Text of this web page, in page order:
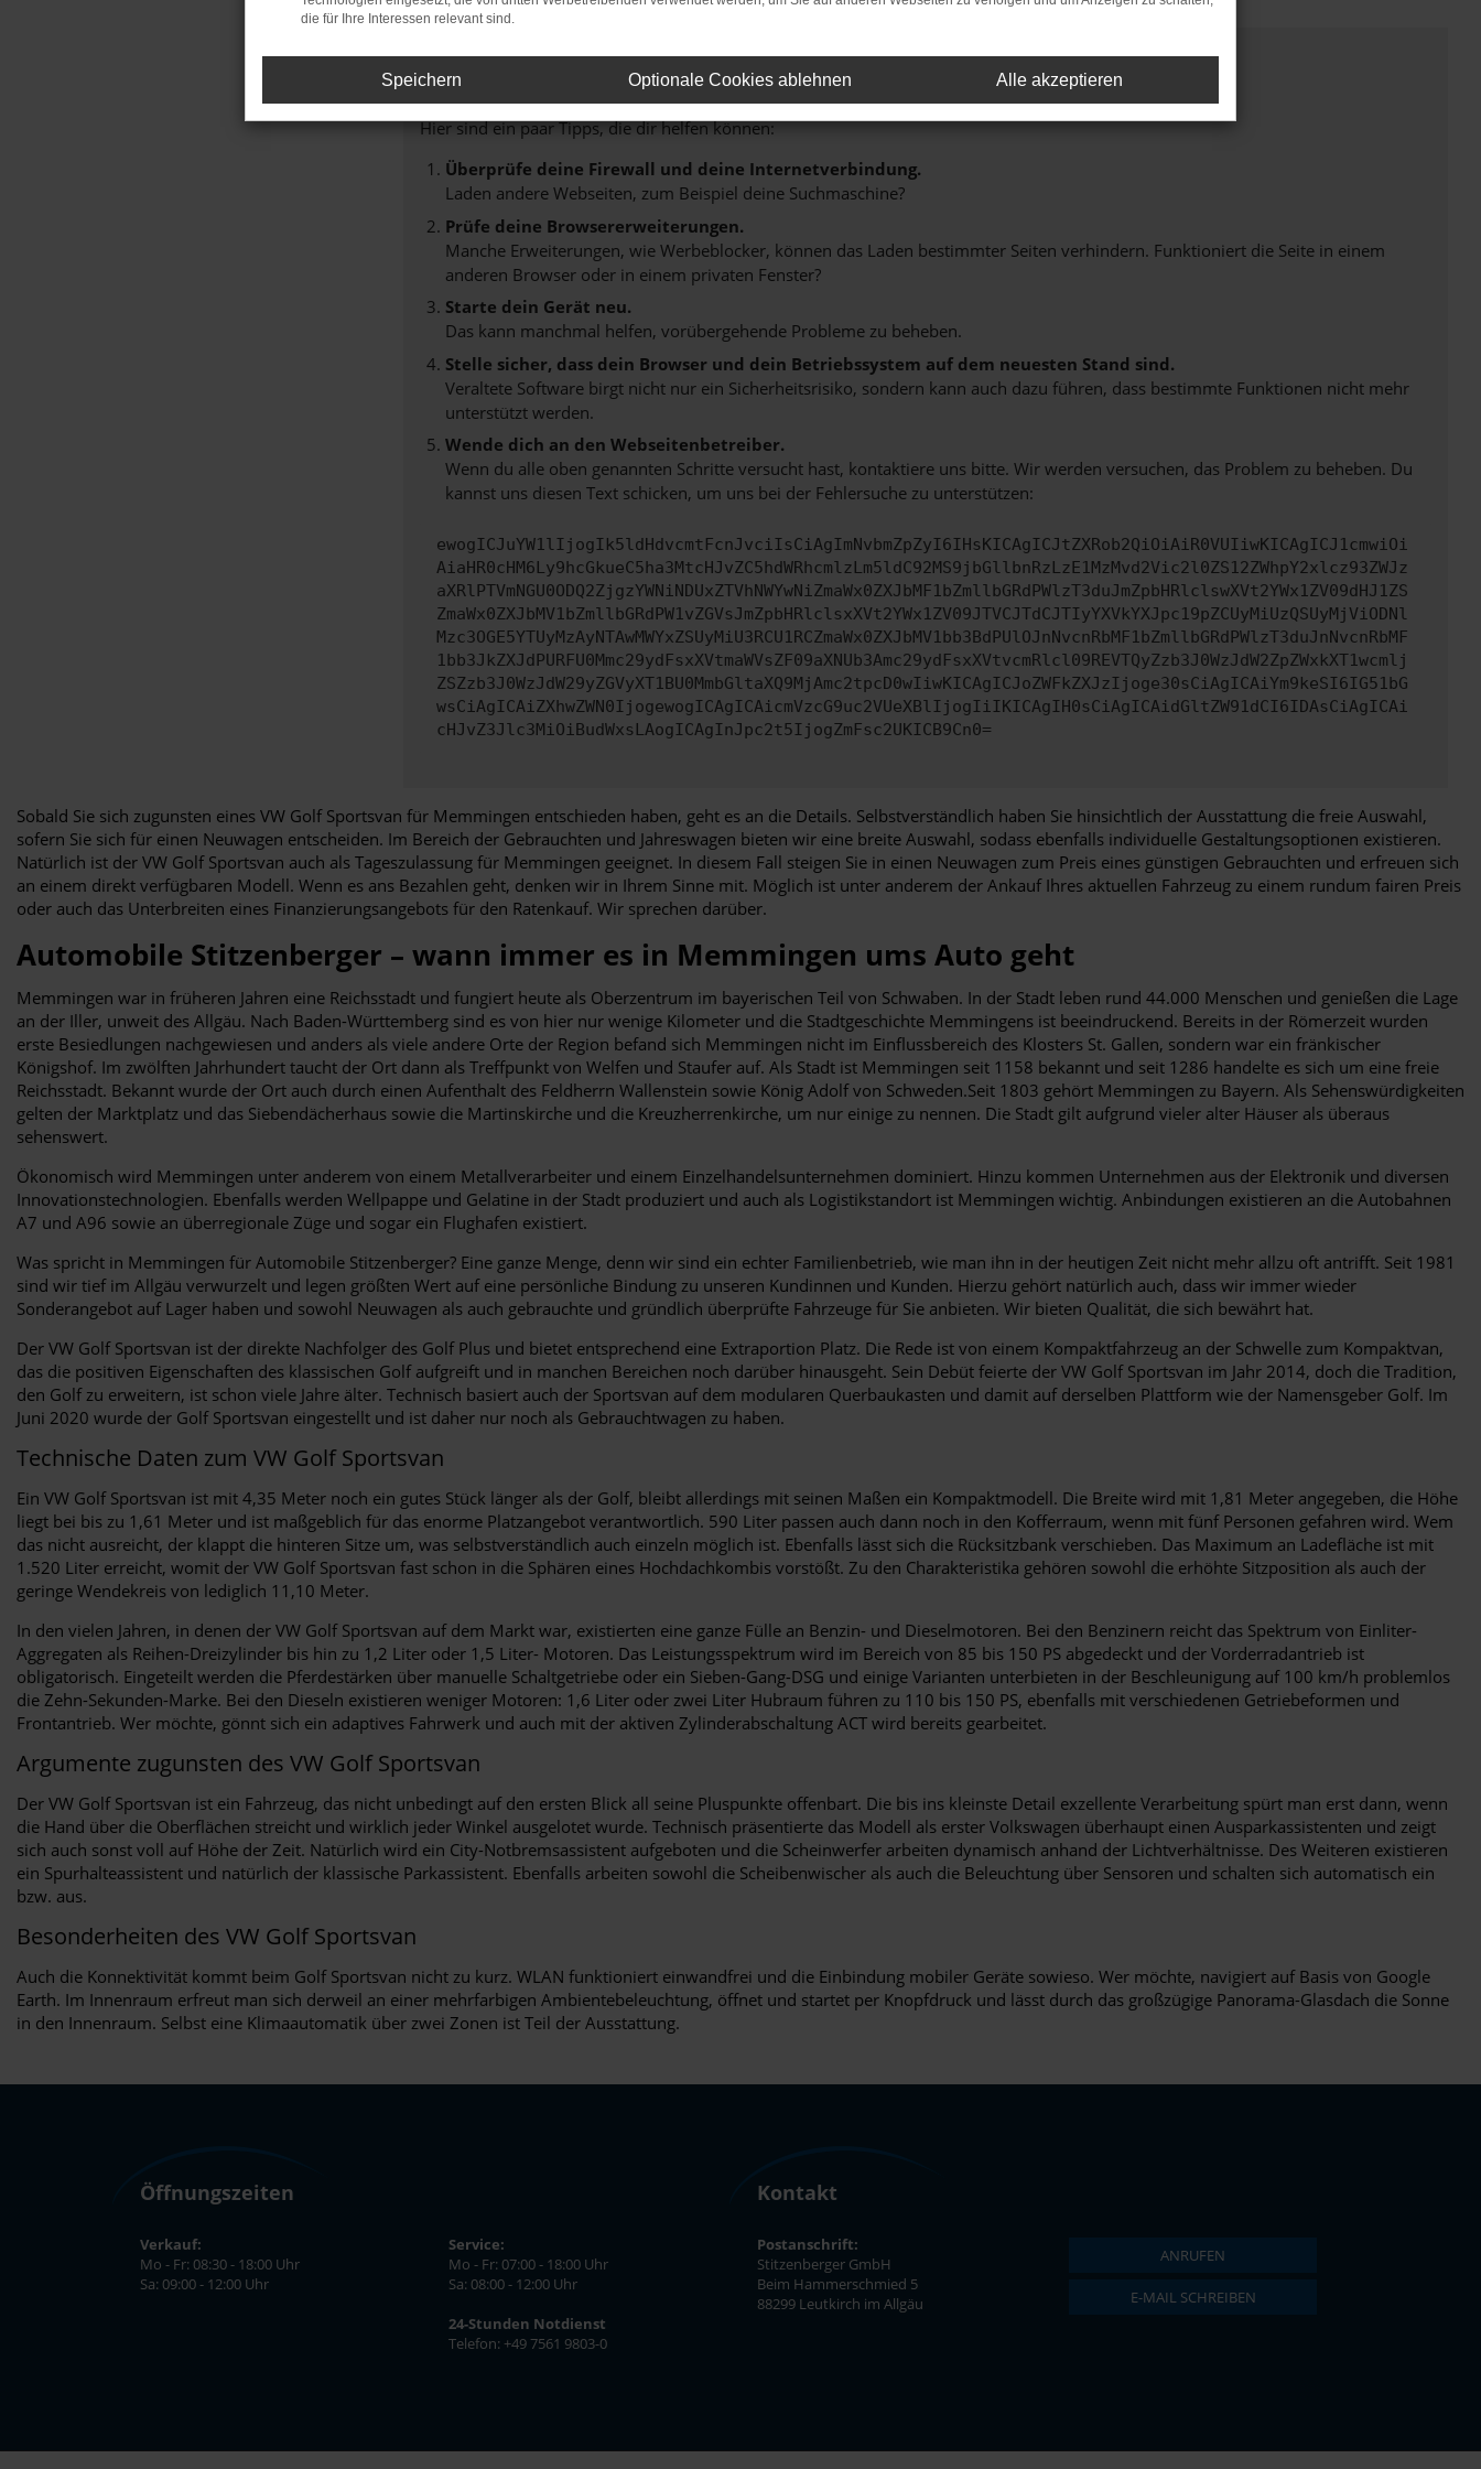
Fehler: Network Error
Beim Laden ist ein Fehler aufgetreten.
Hier sind ein paar Tipps, die dir helfen können:
Überprüfe deine Firewall und deine Internetverbindung.
Laden andere Webseiten, zum Beispiel deine Suchmaschine?
Prüfe deine Browsererweiterungen.
Manche Erweiterungen, wie Werbeblocker, können das Laden bestimmter Seiten verhindern. Funktioniert die Seite in einem
anderen Browser oder in einem privaten Fenster?
Starte dein Gerät neu.
Das kann manchmal helfen, vorübergehende Probleme zu beheben.
Stelle sicher, dass dein Browser und dein Betriebssystem auf dem neuesten Stand sind.
Veraltete Software birgt nicht nur ein Sicherheitsrisiko, sondern kann auch dazu führen, dass bestimmte Funktionen nicht mehr
unterstützt werden.
Wende dich an den Webseitenbetreiber.
Wenn du alle oben genannten Schritte versucht hast, kontaktiere uns bitte. Wir werden versuchen, das Problem zu beheben. Du
kannst uns diesen Text schicken, um uns bei der Fehlersuche zu unterstützen:
ewogICJuYW1lIjogIk5ldHdvcmtFcnJvciIsCiAgImNvbmZpZyI6IHsKICAgICJtZXRob2QiOiAiR0VUIiwKICAgICJ1cmwiOi
AiaHR0cHM6Ly9hcGkueC5ha3MtcHJvZC5hdWRhcmlzLm5ldC92MS9jbGllbnRzLzE1MzMvd2Vic2l0ZS12ZWhpY2xlcz93ZWJz
aXRlPTVmNGU0ODQ2ZjgzYWNiNDUxZTVhNWYwNiZmaWx0ZXJbMF1bZmllbGRdPWlzT3duJmZpbHRlclswXVt2YWx1ZV09dHJ1ZS
ZmaWx0ZXJbMV1bZmllbGRdPW1vZGVsJmZpbHRlclsxXVt2YWx1ZV09JTVCJTdCJTIyYXVkYXJpc19pZCUyMiUzQSUyMjViODNl
Mzc3OGE5YTUyMzAyNTAwMWYxZSUyMiU3RCU1RCZmaWx0ZXJbMV1bb3BdPUlOJnNvcnRbMF1bZmllbGRdPWlzT3duJnNvcnRbMF
1bb3JkZXJdPURFU0Mmc29ydFsxXVtmaWVsZF09aXNUb3Amc29ydFsxXVtvcmRlcl09REVTQyZzb3J0WzJdW2ZpZWxkXT1wcmlj
ZSZzb3J0WzJdW29yZGVyXT1BU0MmbGltaXQ9MjAmc2tpcD0wIiwKICAgICJoZWFkZXJzIjoge30sCiAgICAiYm9keSI6IG51bG
wsCiAgICAiZXhwZWN0IjogewogICAgICAicmVzcG9uc2VUeXBlIjogIiIKICAgIH0sCiAgICAidGltZW91dCI6IDAsCiAgICAi
cHJvZ3Jlc3MiOiBudWxsLAogICAgInJpc2t5IjogZmFsc2UKICB9Cn0=
Sobald Sie sich zugunsten eines VW Golf Sportsvan für Memmingen entschieden haben, geht es an die Details. Selbstverständlich haben Sie hinsichtlich der Ausstattung die freie Auswahl,
sofern Sie sich für einen Neuwagen entscheiden. Im Bereich der Gebrauchten und Jahreswagen bieten wir eine breite Auswahl, sodass ebenfalls individuelle Gestaltungsoptionen existieren.
Natürlich ist der VW Golf Sportsvan auch als Tageszulassung für Memmingen geeignet. In diesem Fall steigen Sie in einen Neuwagen zum Preis eines günstigen Gebrauchten und erfreuen sich
an einem direkt verfügbaren Modell. Wenn es ans Bezahlen geht, denken wir in Ihrem Sinne mit. Möglich ist unter anderem der Ankauf Ihres aktuellen Fahrzeug zu einem rundum fairen Preis
oder auch das Unterbreiten eines Finanzierungsangebots für den Ratenkauf. Wir sprechen darüber.
Automobile Stitzenberger – wann immer es in Memmingen ums Auto geht
Memmingen war in früheren Jahren eine Reichsstadt und fungiert heute als Oberzentrum im bayerischen Teil von Schwaben. In der Stadt leben rund 44.000 Menschen und genießen die Lage
an der Iller, unweit des Allgäu. Nach Baden-Württemberg sind es von hier nur wenige Kilometer und die Stadtgeschichte Memmingens ist beeindruckend. Bereits in der Römerzeit wurden
erste Besiedlungen nachgewiesen und anders als viele andere Orte der Region befand sich Memmingen nicht im Einflussbereich des Klosters St. Gallen, sondern war ein fränkischer
Königshof. Im zwölften Jahrhundert taucht der Ort dann als Treffpunkt von Welfen und Staufer auf. Als Stadt ist Memmingen seit 1158 bekannt und seit 1286 handelte es sich um eine freie
Reichsstadt. Bekannt wurde der Ort auch durch einen Aufenthalt des Feldherrn Wallenstein sowie König Adolf von Schweden.Seit 1803 gehört Memmingen zu Bayern. Als Sehenswürdigkeiten
gelten der Marktplatz und das Siebendächerhaus sowie die Martinskirche und die Kreuzherrenkirche, um nur einige zu nennen. Die Stadt gilt aufgrund vieler alter Häuser als überaus
sehenswert.
Ökonomisch wird Memmingen unter anderem von einem Metallverarbeiter und einem Einzelhandelsunternehmen dominiert. Hinzu kommen Unternehmen aus der Elektronik und diversen
Innovationstechnologien. Ebenfalls werden Wellpappe und Gelatine in der Stadt produziert und auch als Logistikstandort ist Memmingen wichtig. Anbindungen existieren an die Autobahnen
A7 und A96 sowie an überregionale Züge und sogar ein Flughafen existiert.
Was spricht in Memmingen für Automobile Stitzenberger? Eine ganze Menge, denn wir sind ein echter Familienbetrieb, wie man ihn in der heutigen Zeit nicht mehr allzu oft antrifft. Seit 1981
sind wir tief im Allgäu verwurzelt und legen größten Wert auf eine persönliche Bindung zu unseren Kundinnen und Kunden. Hierzu gehört natürlich auch, dass wir immer wieder
Sonderangebot auf Lager haben und sowohl Neuwagen als auch gebrauchte und gründlich überprüfte Fahrzeuge für Sie anbieten. Wir bieten Qualität, die sich bewährt hat.
Der VW Golf Sportsvan ist der direkte Nachfolger des Golf Plus und bietet entsprechend eine Extraportion Platz. Die Rede ist von einem Kompaktfahrzeug an der Schwelle zum Kompaktvan,
das die positiven Eigenschaften des klassischen Golf aufgreift und in manchen Bereichen noch darüber hinausgeht. Sein Debüt feierte der VW Golf Sportsvan im Jahr 2014, doch die Tradition,
den Golf zu erweitern, ist schon viele Jahre älter. Technisch basiert auch der Sportsvan auf dem modularen Querbaukasten und damit auf derselben Plattform wie der Namensgeber Golf. Im
Juni 2020 wurde der Golf Sportsvan eingestellt und ist daher nur noch als Gebrauchtwagen zu haben.
Technische Daten zum VW Golf Sportsvan
Ein VW Golf Sportsvan ist mit 4,35 Meter noch ein gutes Stück länger als der Golf, bleibt allerdings mit seinen Maßen ein Kompaktmodell. Die Breite wird mit 1,81 Meter angegeben, die Höhe
liegt bei bis zu 1,61 Meter und ist maßgeblich für das enorme Platzangebot verantwortlich. 590 Liter passen auch dann noch in den Kofferraum, wenn mit fünf Personen gefahren wird. Wem
das nicht ausreicht, der klappt die hinteren Sitze um, was selbstverständlich auch einzeln möglich ist. Ebenfalls lässt sich die Rücksitzbank verschieben. Das Maximum an Ladefläche ist mit
1.520 Liter erreicht, womit der VW Golf Sportsvan fast schon in die Sphären eines Hochdachkombis vorstößt. Zu den Charakteristika gehören sowohl die erhöhte Sitzposition als auch der
geringe Wendekreis von lediglich 11,10 Meter.
In den vielen Jahren, in denen der VW Golf Sportsvan auf dem Markt war, existierten eine ganze Fülle an Benzin- und Dieselmotoren. Bei den Benzinern reicht das Spektrum von Einliter-
Aggregaten als Reihen-Dreizylinder bis hin zu 1,2 Liter oder 1,5 Liter- Motoren. Das Leistungsspektrum wird im Bereich von 85 bis 150 PS abgedeckt und der Vorderradantrieb ist
obligatorisch. Eingeteilt werden die Pferdestärken über manuelle Schaltgetriebe oder ein Sieben-Gang-DSG und einige Varianten unterbieten in der Beschleunigung auf 100 km/h problemlos
die Zehn-Sekunden-Marke. Bei den Dieseln existieren weniger Motoren: 1,6 Liter oder zwei Liter Hubraum führen zu 110 bis 150 PS, ebenfalls mit verschiedenen Getriebeformen und
Frontantrieb. Wer möchte, gönnt sich ein adaptives Fahrwerk und auch mit der aktiven Zylinderabschaltung ACT wird bereits gearbeitet.
Argumente zugunsten des VW Golf Sportsvan
Der VW Golf Sportsvan ist ein Fahrzeug, das nicht unbedingt auf den ersten Blick all seine Pluspunkte offenbart. Die bis ins kleinste Detail exzellente Verarbeitung spürt man erst dann, wenn
die Hand über die Oberflächen streicht und wirklich jeder Winkel ausgelotet wurde. Technisch präsentierte das Modell als erster Volkswagen überhaupt einen Ausparkassistenten und zeigt
sich auch sonst voll auf Höhe der Zeit. Natürlich wird ein City-Notbremsassistent aufgeboten und die Scheinwerfer arbeiten dynamisch anhand der Lichtverhältnisse. Des Weiteren existieren
ein Spurhalteassistent und natürlich der klassische Parkassistent. Ebenfalls arbeiten sowohl die Scheibenwischer als auch die Beleuchtung über Sensoren und schalten sich automatisch ein
bzw. aus.
Besonderheiten des VW Golf Sportsvan
Auch die Konnektivität kommt beim Golf Sportsvan nicht zu kurz. WLAN funktioniert einwandfrei und die Einbindung mobiler Geräte sowieso. Wer möchte, navigiert auf Basis von Google
Earth. Im Innenraum erfreut man sich derweil an einer mehrfarbigen Ambientebeleuchtung, öffnet und startet per Knopfdruck und lässt durch das großzügige Panorama-Glasdach die Sonne
in den Innenraum. Selbst eine Klimaautomatik über zwei Zonen ist Teil der Ausstattung.
Öffnungszeiten
Verkauf:
Mo - Fr: 08:30 - 18:00 Uhr
Sa: 09:00 - 12:00 Uhr
Service:
Mo - Fr: 07:00 - 18:00 Uhr
Sa: 08:00 - 12:00 Uhr
24-Stunden Notdienst
Telefon: +49 7561 9803-0
Kontakt
Postanschrift:
Stitzenberger GmbH
Beim Hammerschmied 5
88299 Leutkirch im Allgäu
ANRUFEN
E-MAIL SCHREIBEN
die für Ihre Interessen relevant sind.
Speichern Optionale Cookies ablehnen Alle akzeptieren